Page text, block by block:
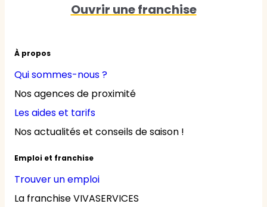
À propos
Qui sommes-nous ?
Nos agences de proximité
Les aides et tarifs
Nos actualités et conseils de saison !
Emploi et franchise
Trouver un emploi
La franchise VIVASERVICES
Ouvrir une franchise